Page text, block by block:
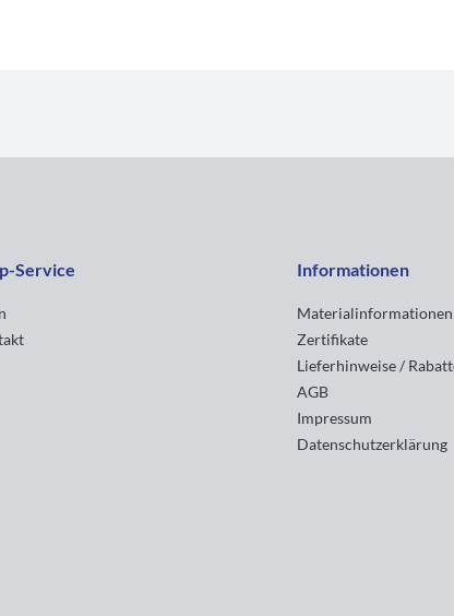
Service Informationen
Materialinformationen
Zertifikate
Lieferhinweise /
AGB
Impressum
Datenschutzerklärung